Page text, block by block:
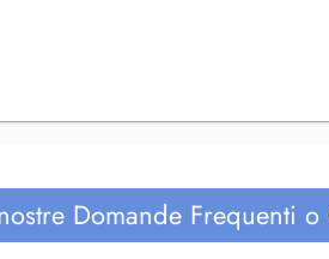
Domande Frequenti o